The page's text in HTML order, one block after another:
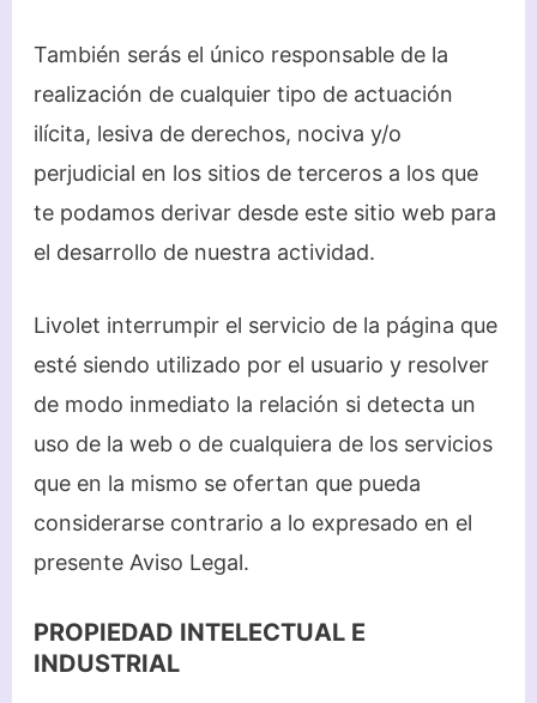
También serás el único responsable de la
realización de cualquier tipo de actuación
ilícita, lesiva de derechos, nociva y/o
perjudicial en los sitios de terceros a los que
te podamos derivar desde este sitio web para
el desarrollo de nuestra actividad.
Livolet interrumpir el servicio de la página que
esté siendo utilizado por el usuario y resolver
de modo inmediato la relación si detecta un
uso de la web o de cualquiera de los servicios
que en la mismo se ofertan que pueda
considerarse contrario a lo expresado en el
presente Aviso Legal.
PROPIEDAD INTELECTUAL E
INDUSTRIAL